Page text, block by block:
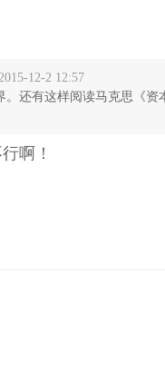
12-2 12:57
。还有这样阅读马克思《资
啊！